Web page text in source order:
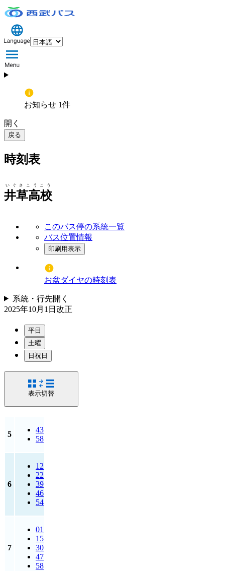
お知らせ 1件
開く
戻る
時刻表
井草高校
いぐさこうこう
このバス停の系統一覧
バス位置情報
印刷用表示
お盆ダイヤの時刻表
系統・行先開く
2025年10月1日 改正
平日
土曜
日祝日
表示切替
5
43
58
6
12
22
39
46
54
7
01
15
30
47
58